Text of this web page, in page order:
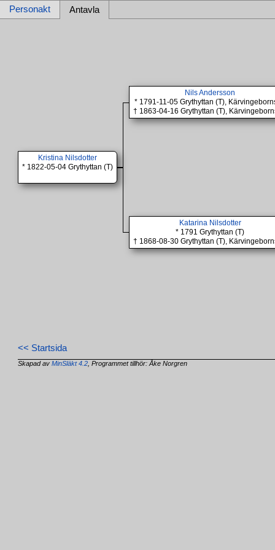
Personakt Antavla
Kristina Nilsdotter
* 1822-05-04 Grythyttan (T)
Nils Andersson
* 1791-11-05 Grythyttan (T),
† 1863-04-16 Grythyttan (T),
Katarina Nilsdotter
* 1791 Grythyttan (T)
† 1868-08-30 Grythyttan (T),
<< Startsida
Skapad avMinSläkt 4.2 , Programmet tillhör: Åke Norgren